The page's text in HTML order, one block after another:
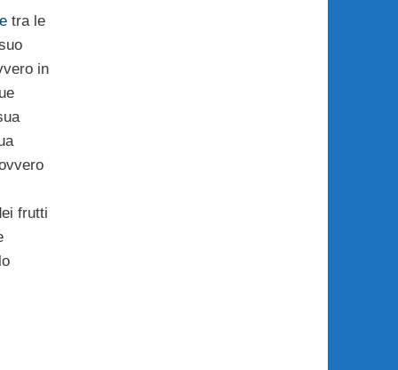
tra le
in
frutti